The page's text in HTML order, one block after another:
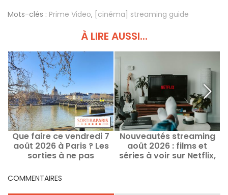
Mots-clés : Prime Video, [cinéma] streaming guide
À LIRE AUSSI...
Que faire ce vendredi 7
août 2026 à Paris ? Les
sorties à ne pas
Nouveautés streaming
août 2026 : films et
séries à voir sur Netflix,
COMMENTAIRES